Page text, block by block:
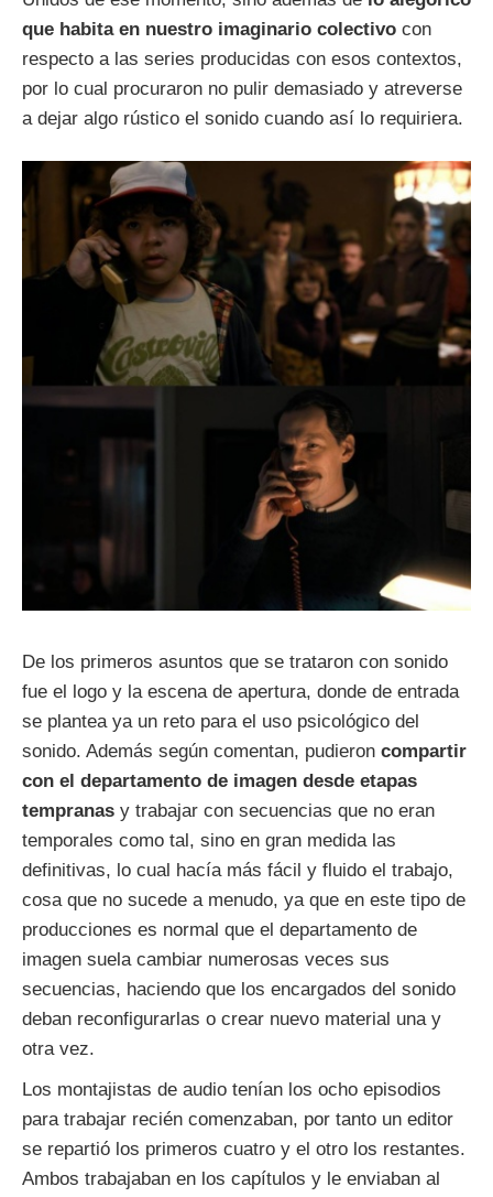
que habita en nuestro imaginario colectivo con
respecto a las series producidas con esos contextos,
por lo cual procuraron no pulir demasiado y atreverse
a dejar algo rústico el sonido cuando así lo requiriera.
De los primeros asuntos que se trataron con sonido
fue el logo y la escena de apertura, donde de entrada
se plantea ya un reto para el uso psicológico del
sonido. Además según comentan, pudieron compartir
con el departamento de imagen desde etapas
tempranas y trabajar con secuencias que no eran
temporales como tal, sino en gran medida las
definitivas, lo cual hacía más fácil y fluido el trabajo,
cosa que no sucede a menudo, ya que en este tipo de
producciones es normal que el departamento de
imagen suela cambiar numerosas veces sus
secuencias, haciendo que los encargados del sonido
deban reconfigurarlas o crear nuevo material una y
otra vez.
Los montajistas de audio tenían los ocho episodios
para trabajar recién comenzaban, por tanto un editor
se repartió los primeros cuatro y el otro los restantes.
Ambos trabajaban en los capítulos y le enviaban al